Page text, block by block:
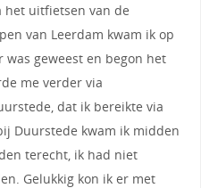
het uitfietsen van de
van Leerdam kwam ik op
geweest en begon het
me verder via
dat ik bereikte via
Duurstede kwam ik midden
terecht, ik had niet
Gelukkig kon ik er met